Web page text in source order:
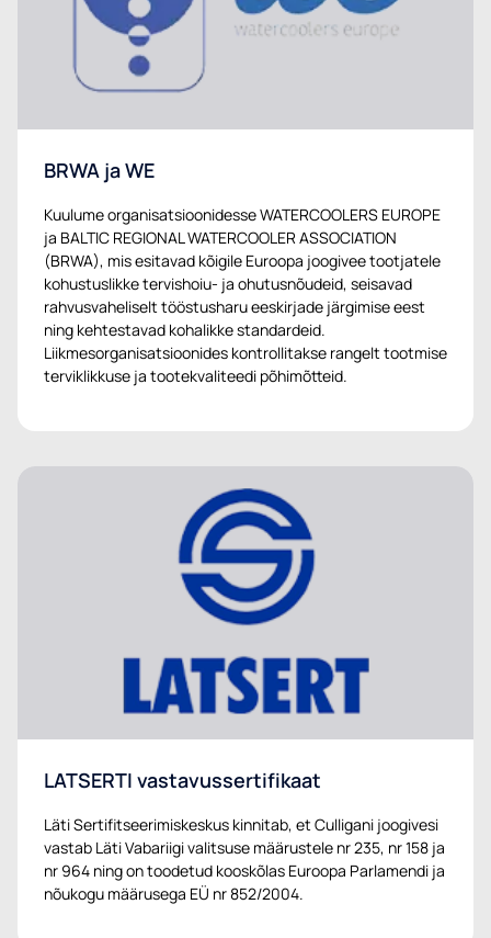
BRWA ja WE
Kuulume organisatsioonidesse WATERCOOLERS EUROPE
ja BALTIC REGIONAL WATERCOOLER ASSOCIATION
(BRWA), mis esitavad kõigile Euroopa joogivee tootjatele
kohustuslikke tervishoiu- ja ohutusnõudeid, seisavad
rahvusvaheliselt tööstusharu eeskirjade järgimise eest
ning kehtestavad kohalikke standardeid.
Liikmesorganisatsioonides kontrollitakse rangelt tootmise
terviklikkuse ja tootekvaliteedi põhimõtteid.
LATSERTI vastavussertifikaat
Läti Sertifitseerimiskeskus kinnitab, et Culligani joogivesi
vastab Läti Vabariigi valitsuse määrustele nr 235, nr 158 ja
nr 964 ning on toodetud kooskõlas Euroopa Parlamendi ja
nõukogu määrusega EÜ nr 852/2004.